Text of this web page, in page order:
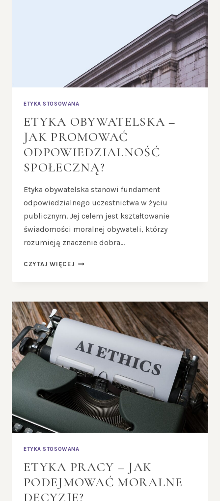
ETYKA STOSOWANA
ETYKA OBYWATELSKA –
JAK PROMOWAĆ
ODPOWIEDZIALNOŚĆ
SPOŁECZNĄ?
Etyka obywatelska stanowi fundament
odpowiedzialnego uczestnictwa w życiu
publicznym. Jej celem jest kształtowanie
świadomości moralnej obywateli, którzy
rozumieją znaczenie dobra…
CZYTAJ WIĘCEJ ETYKA
PROMOWAĆ
ODPOWIEDZIALNOŚĆ
SPOŁECZNĄ?
ETYKA STOSOWANA
ETYKA PRACY – JAK
PODEJMOWAĆ MORALNE
DECYZJE?